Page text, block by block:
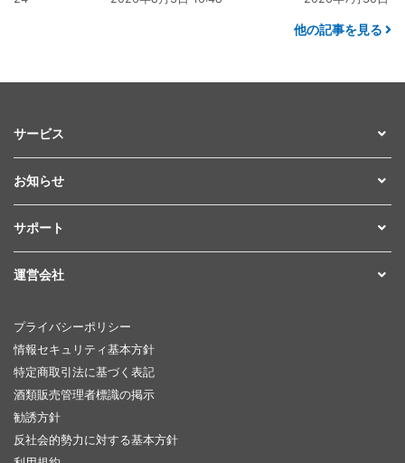
他の記事を見る
サービス
お知らせ
サポート
運営会社
プライバシーポリシー
情報セキュリティ基本方針
特定商取引法に基づく表記
酒類販売管理者標識の掲示
勧誘方針
反社会的勢力に対する基本方針